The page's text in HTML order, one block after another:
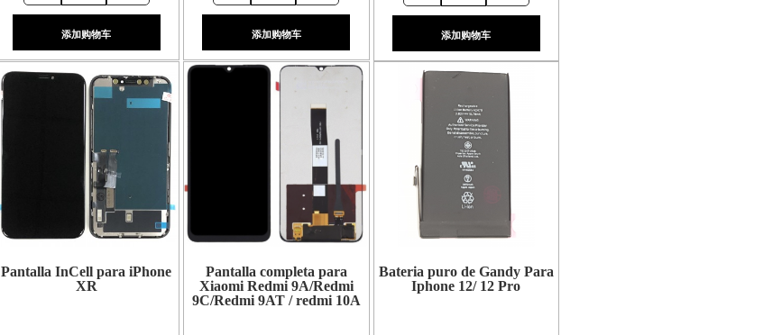
添加购物车 添加购物车 添加购物车
Pantalla InCell para iPhone
XR
Pantalla completa para
Xiaomi Redmi 9A/Redmi
9C/Redmi 9AT / redmi 10A
Bateria puro de Gandy Para
Iphone 12/ 12 Pro